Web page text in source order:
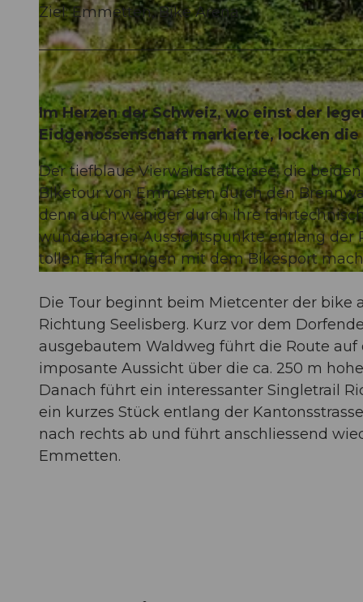
Ziel: Emmetten, Bike Arena
Im Herzen der Schweiz, wo einst der
Eidgenossenschaft markierte, locken
Der tiefblaue Vierwaldstättersee, die
Biketour von Emmetten durch den
denn auch weniger durch ihre
wunderbaren Aussichtspunkte entlang der
tollen Erfahrungen mit dem Bikesport
Die Tour beginnt beim Mietcenter der bike
Richtung Seelisberg. Kurz vor dem
ausgebautem Waldweg führt die Route
imposante Aussicht über die ca. 250 m
Danach führt ein interessanter Singletrail
ein kurzes Stück entlang der
nach rechts ab und führt anschliessend
Emmetten.